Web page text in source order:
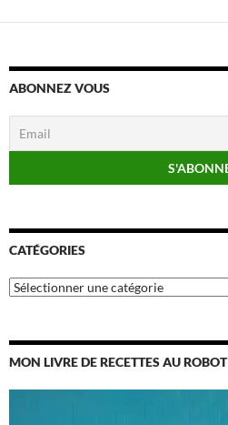
ABONNEZ VOUS
CATÉGORIES
Catégories
MON LIVRE DE RECETTES AU ROBOT